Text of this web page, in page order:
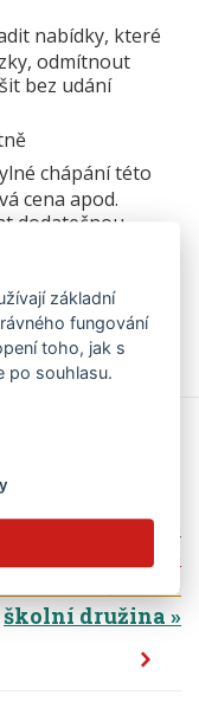
nabídky, které
odmítnout
bez udání
chápání této
cena apod.
dodatečnou
jen kategorii
vše
školní družina
základní
fungování
toho, jak s
po souhlasu.